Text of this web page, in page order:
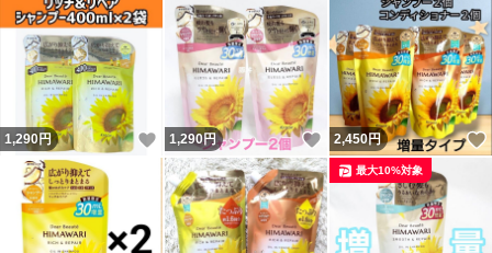
1,290円 いいね！
1,290円 いいね！
2,450円
最大10%対象